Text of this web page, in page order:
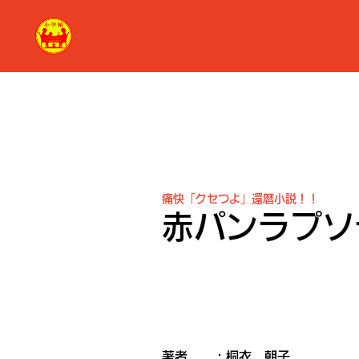
痛快「クセつよ」還暦小説！！
赤パンラプ